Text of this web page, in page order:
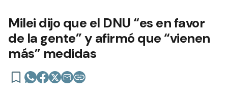
Milei dijo que el DNU “es en favor
de la gente” y afirmó que “vienen
más” medidas